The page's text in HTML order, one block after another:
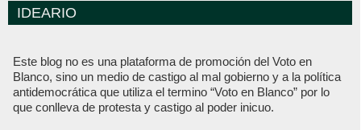
IDEARIO
Este blog no es una plataforma de promoción del Voto en
Blanco, sino un medio de castigo al mal gobierno y a la política
antidemocrática que utiliza el termino “Voto en Blanco” por lo
que conlleva de protesta y castigo al poder inicuo.